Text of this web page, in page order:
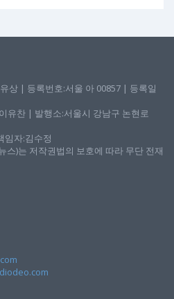
상 | 등록번호:서울 아 00857 | 등록일
유찬 | 발행소:서울시 강남구 논현로
임자:김수정
스)는 저작권법의 보호에 따라 무단 전재